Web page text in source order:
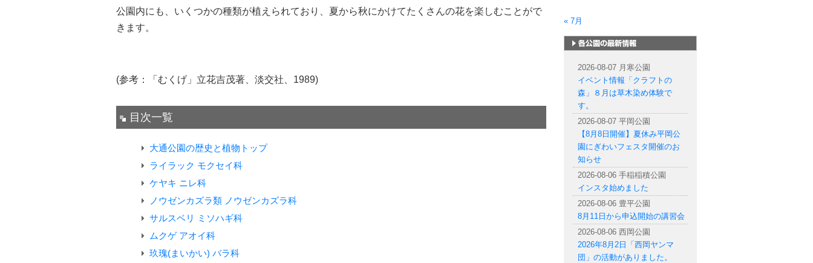
公園内にも、いくつかの種類が植えられており、夏から秋にかけてたくさんの花を楽しむことがで
きます。
(参考：「むくげ」立花吉茂著、淡交社、1989)
目次一覧
大通公園の歴史と植物トップ
ライラック モクセイ科
ケヤキ ニレ科
ノウゼンカズラ類 ノウゼンカズラ科
サルスベリ ミソハギ科
ムクゲ アオイ科
玖瑰(まいかい) バラ科
« 7月
2026-08-07 月寒公園
イベント情報「クラフトの
森」８月は草木染め体験で
す。
2026-08-07 平岡公園
【8月8日開催】夏休み平岡公
園にぎわいフェスタ開催のお
知らせ
2026-08-06 手稲稲積公園
インスタ始めました
2026-08-06 豊平公園
8月11日から申込開始の講習会
2026-08-06 西岡公園
2026年8月2日「西岡ヤンマ
団」の活動がありました。